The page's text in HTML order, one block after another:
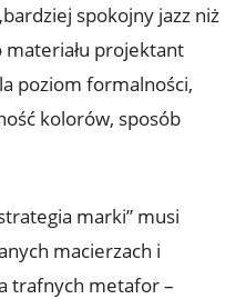
spokojny jazz niż
materiału projektant
poziom formalności,
kolorów, sposób
marki” musi
macierzach i
trafnych metafor –